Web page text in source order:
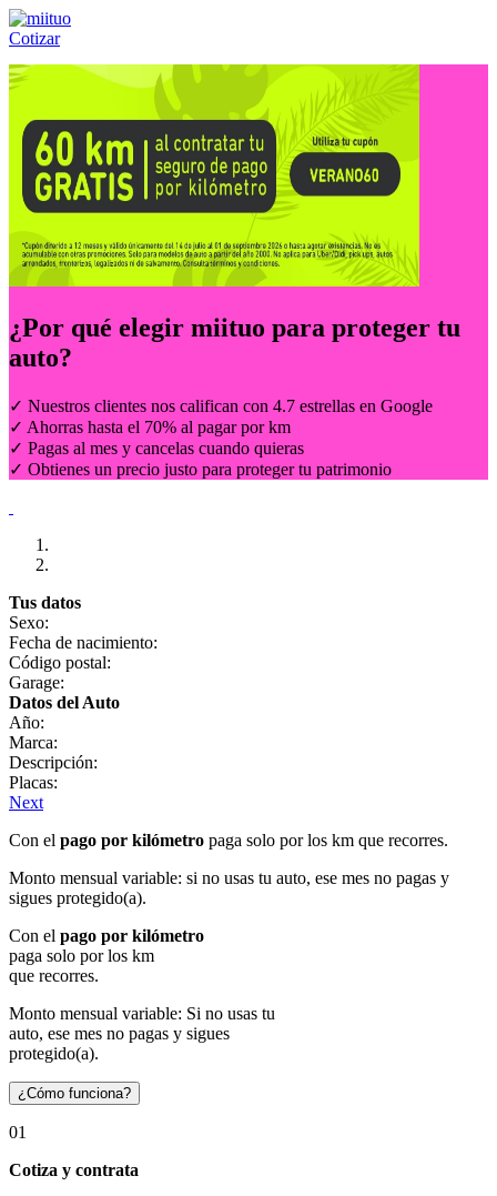
Cotizar
Llámanos al:(55) 84-21-05-00 ó
¿Por qué elegir miituo para proteger tu
auto?
✓ Nuestros clientes nos califican con 4.7 estrellas en Google
✓ Ahorras hasta el 70% al pagar por km
✓ Pagas al mes y cancelas cuando quieras
✓ Obtienes un precio justo para proteger tu patrimonio
Tus datos
Sexo:
Fecha de nacimiento:
Código postal:
Garage:
Datos del Auto
Año:
Marca:
Descripción:
Placas:
Next
Con el pago por kilómetro paga solo por los km que recorres.
Monto mensual variable: si no usas tu auto, ese mes no pagas y
sigues protegido(a).
Con el pago por kilómetro
paga solo por los km
que recorres.
Monto mensual variable: Si no usas tu
auto, ese mes no pagas y sigues
protegido(a).
¿Cómo funciona?
01
Cotiza y contrata